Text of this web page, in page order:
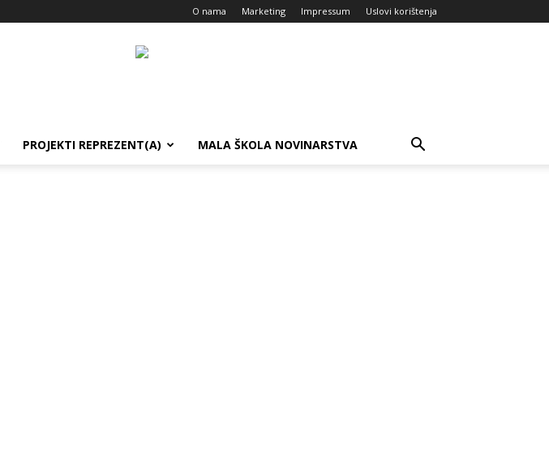
O nama Marketing Impressum Uslovi korištenja
PROJEKTI REPREZENT(A) MALA ŠKOLA NOVINARSTVA